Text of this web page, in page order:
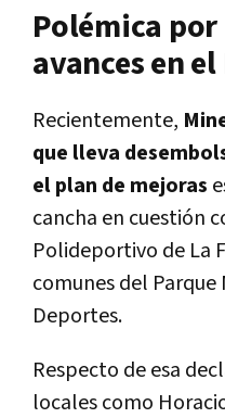
Polémica
avances en
Recientemente,
que lleva
el plan de mejoras
cancha en cuestión
Polideportivo de La
comunes del
Deportes.
Respecto de esa
locales como